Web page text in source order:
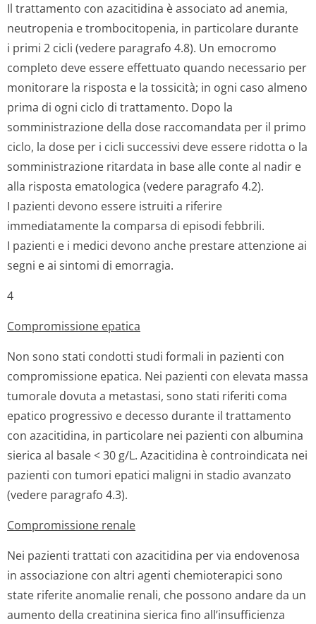
Il trattamento con azacitidina è associato ad anemia,
neutropenia e trombocitopenia, in particolare durante
i primi 2 cicli (vedere paragrafo 4.8). Un emocromo
completo deve essere effettuato quando necessario per
monitorare la risposta e la tossicità; in ogni caso almeno
prima di ogni ciclo di trattamento. Dopo la
somministrazione della dose raccomandata per il primo
ciclo, la dose per i cicli successivi deve essere ridotta o la
somministrazione ritardata in base alle conte al nadir e
alla risposta ematologica (vedere paragrafo 4.2).
I pazienti devono essere istruiti a riferire
immediatamente la comparsa di episodi febbrili.
I pazienti e i medici devono anche prestare attenzione ai
segni e ai sintomi di emorragia.
4
Compromissione epatica
Non sono stati condotti studi formali in pazienti con
compromissione epatica. Nei pazienti con elevata massa
tumorale dovuta a metastasi, sono stati riferiti coma
epatico progressivo e decesso durante il trattamento
con azacitidina, in particolare nei pazienti con albumina
sierica al basale < 30 g/L. Azacitidina è controindicata nei
pazienti con tumori epatici maligni in stadio avanzato
(vedere paragrafo 4.3).
Compromissione renale
Nei pazienti trattati con azacitidina per via endovenosa
in associazione con altri agenti chemioterapici sono
state riferite anomalie renali, che possono andare da un
aumento della creatinina sierica fino all’insufficienza